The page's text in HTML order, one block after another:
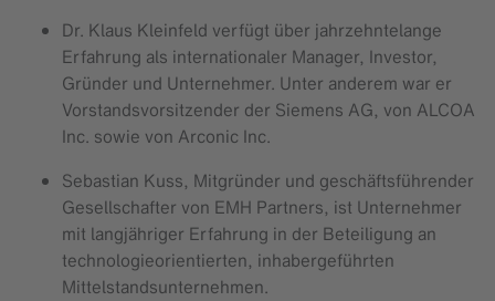
Dr. Klaus Kleinfeld verfügt über jahrzehntelange
Erfahrung als internationaler Manager, Investor,
Gründer und Unternehmer. Unter anderem war er
Vorstandsvorsitzender der Siemens AG, von ALCOA
Inc. sowie von Arconic Inc.
Sebastian Kuss, Mitgründer und geschäftsführender
Gesellschafter von EMH Partners, ist Unternehmer
mit langjähriger Erfahrung in der Beteiligung an
technologieorientierten, inhabergeführten
Mittelstandsunternehmen.